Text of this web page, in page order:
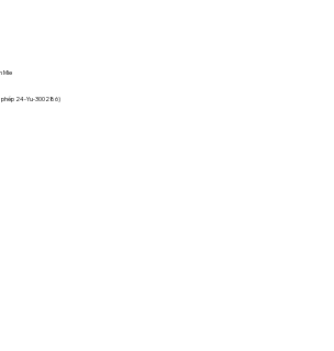
Mie
phép 24-Yu-300286)